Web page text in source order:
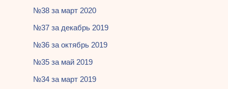
№38 за март 2020
№37 за декабрь 2019
№36 за октябрь 2019
№35 за май 2019
№34 за март 2019